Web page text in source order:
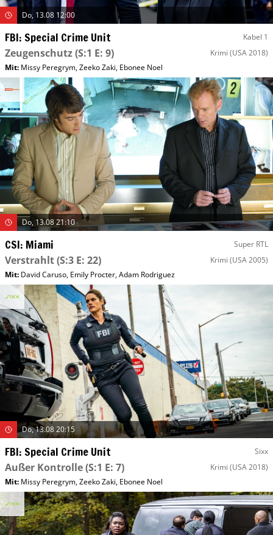
Do, 13.08 12:00
FBI: Special Crime Unit Kabel 1
Zeugenschutz(S:1 E: 9) Krimi (USA 2018)
Mit: Missy Peregrym,Zeeko Zaki, Ebonee Noel
Do, 13.08 21:10
CSI: Miami Super RTL
Verstrahlt(S:3 E: 22) Krimi (USA 2005)
Mit: David Caruso, Emily Procter,Adam Rodriguez
Do, 13.08 20:15
FBI: Special Crime Unit Sixx
Außer Kontrolle(S:1 E: 7) Krimi (USA 2018)
Mit: Missy Peregrym,Zeeko Zaki, Ebonee Noel